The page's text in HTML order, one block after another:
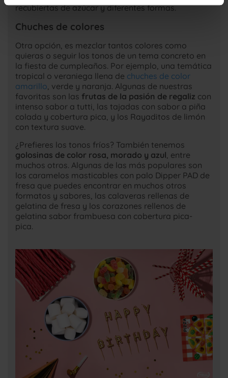
que se instalen, para unainformación más completa
recubiertas de azúcar y diferentes formas.
Chuches de colores
Otra opción, es mezclar tantos colores como
quieras o seguir los tonos de un tema concreto en
la fiesta de cumpleaños. Por ejemplo, una temática
tropical o veraniega llena de chuches de color
amarillo, verde y naranja. Algunas de nuestras
favoritas son las frutas de la pasión de regaliz con
intenso sabor a tutti, las tajadas con sabor a piña
colada y cobertura pica, y los Rayaditos de limón
con textura suave.
¿Prefieres los tonos fríos? También tenemos
golosinas de color rosa, morado y azul, entre
muchos otros. Algunas de las más populares son
los caramelos masticables con palo Dipper PAD de
fresa que puedes encontrar en muchos otros
formatos y sabores, las calaveras rellenas de
gelatina de fresa y los corazones rellenos de
gelatina sabor frambuesa con cobertura pica-
pica.